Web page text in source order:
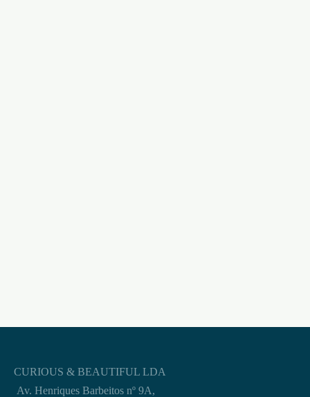
CURIOUS & BEAUTIFUL LDA
Av. Henriques Barbeitos nº 9A,